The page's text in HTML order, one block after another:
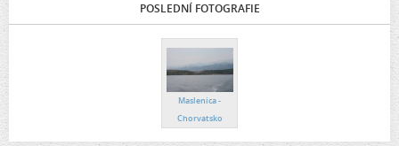
POSLEDNÍ FOTOGRAFIE
Maslenica -
Chorvatsko